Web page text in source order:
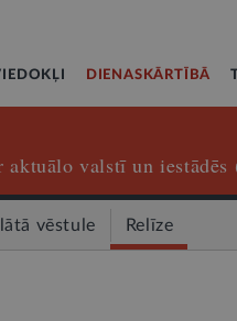
DIENASKĀRTĪBĀ
aktuālo valstī un iestādēs
vēstule Relīze